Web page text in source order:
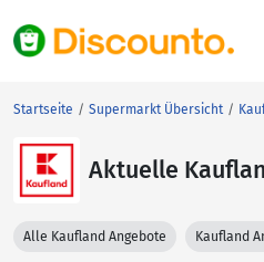
Startseite Supermarkt Übersicht
Aktuelle
Alle Kaufland Angebote Kaufland